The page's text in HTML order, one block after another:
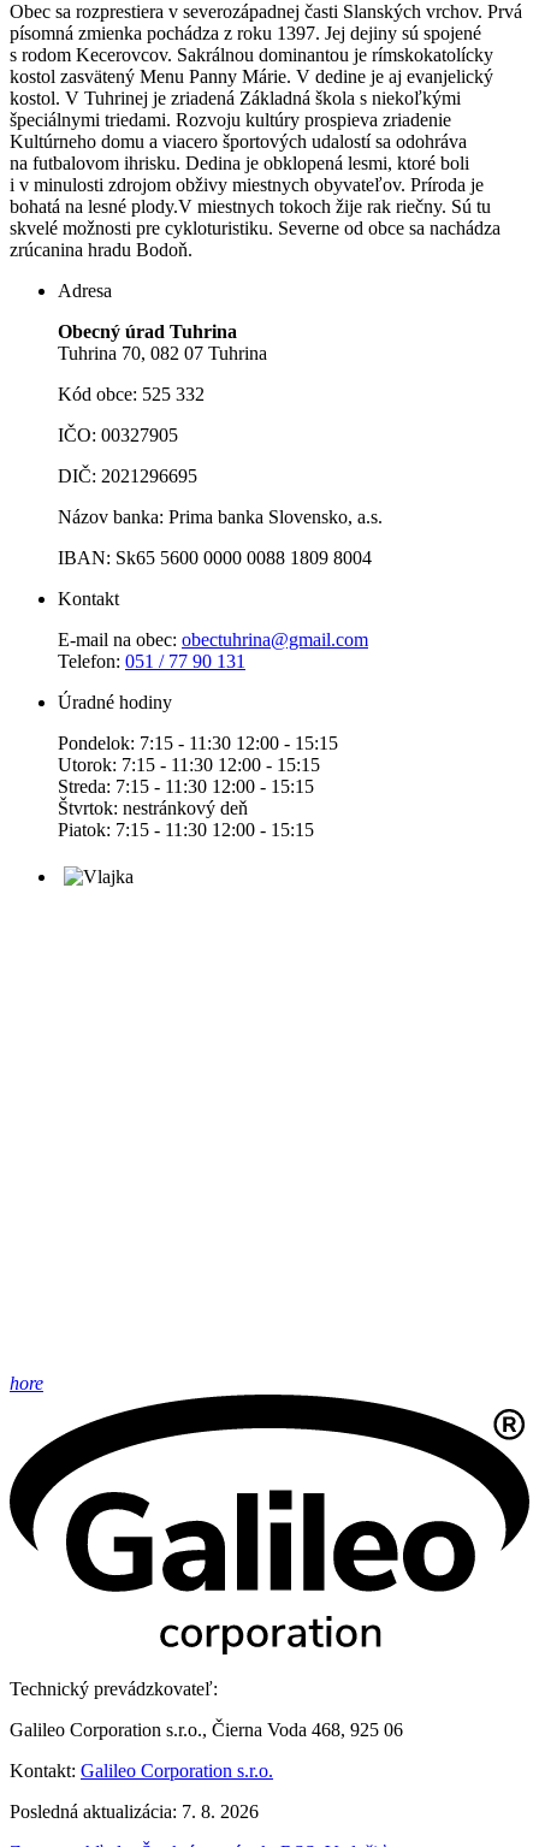
Obec sa rozprestiera v severozápadnej časti Slanských vrchov. Prvá
písomná zmienka pochádza z roku 1397. Jej dejiny sú spojené
s rodom Kecerovcov. Sakrálnou dominantou je rímskokatolícky
kostol zasvätený Menu Panny Márie. V dedine je aj evanjelický
kostol. V Tuhrinej je zriadená Základná škola s niekoľkými
špeciálnymi triedami. Rozvoju kultúry prospieva zriadenie
Kultúrneho domu a viacero športových udalostí sa odohráva
na futbalovom ihrisku. Dedina je obklopená lesmi, ktoré boli
i v minulosti zdrojom obživy miestnych obyvateľov. Príroda je
bohatá na lesné plody.V miestnych tokoch žije rak riečny. Sú tu
skvelé možnosti pre cykloturistiku. Severne od obce sa nachádza
zrúcanina hradu Bodoň.
Adresa
Obecný úrad Tuhrina
Tuhrina 70, 082 07 Tuhrina
Kód obce: 525 332
IČO: 00327905
DIČ: 2021296695
Názov banka: Prima banka Slovensko, a.s.
IBAN: Sk65 5600 0000 0088 1809 8004
Kontakt
E-mail na obec: obectuhrina@gmail.com
Telefon: 051 / 77 90 131
Úradné hodiny
Pondelok: 7:15 - 11:30 12:00 - 15:15
Utorok: 7:15 - 11:30 12:00 - 15:15
Streda: 7:15 - 11:30 12:00 - 15:15
Štvrtok: nestránkový deň
Piatok: 7:15 - 11:30 12:00 - 15:15
hore
Technický prevádzkovateľ:
Galileo Corporation s.r.o., Čierna Voda 468, 925 06
Kontakt: Galileo Corporation s.r.o.
Posledná aktualizácia: 7. 8. 2026